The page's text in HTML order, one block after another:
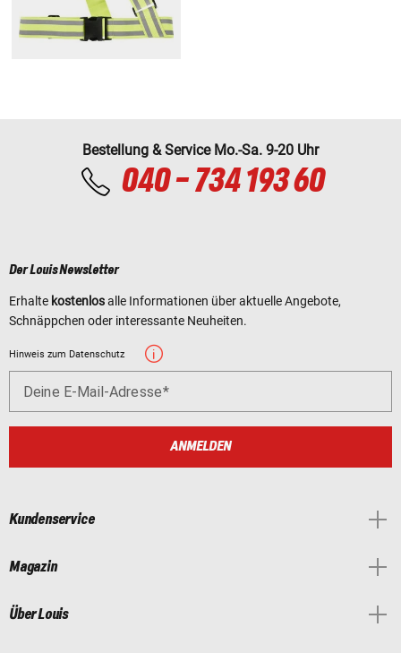
Bestellung & Service Mo.-Sa. 9-20 Uhr
040 - 734 193 60
Der Louis Newsletter
Erhalte kostenlosalle Informationen über aktuelle Angebote,
Schnäppchen oder interessante Neuheiten.
Hinweis zum Datenschutz
Deine E-Mail-Adresse
ANMELDEN
Kundenservice
Magazin
Über Louis